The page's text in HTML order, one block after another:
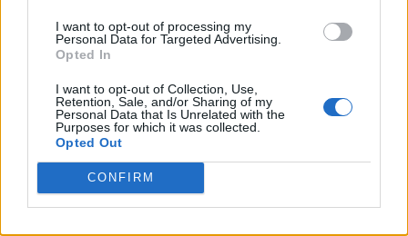
I want to opt-out of processing my
Personal Data for Targeted Advertising.
Opted In
I want to opt-out of Collection, Use,
Retention, Sale, and/or Sharing of my
Personal Data that Is Unrelated with the
Purposes for which it was collected.
Opted Out
CONFIRM